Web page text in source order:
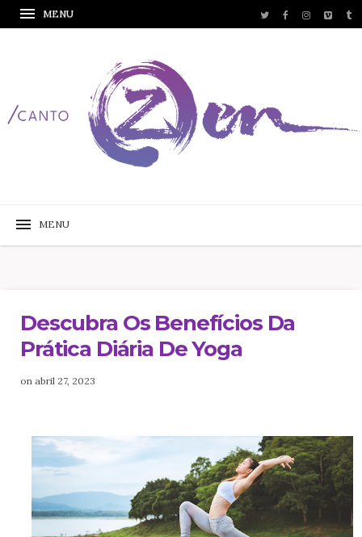
Descubra Os Benefícios Da
Prática Diária De Yoga
on abril 27, 2023